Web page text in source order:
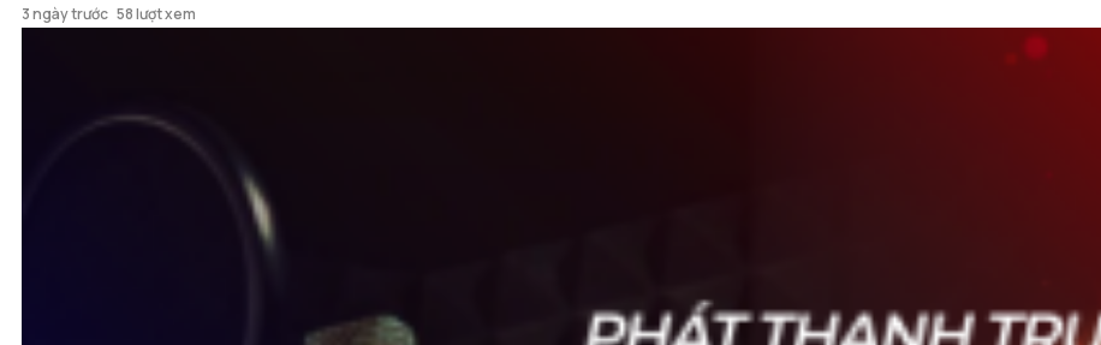
3 ngày trước 58 lượt xem